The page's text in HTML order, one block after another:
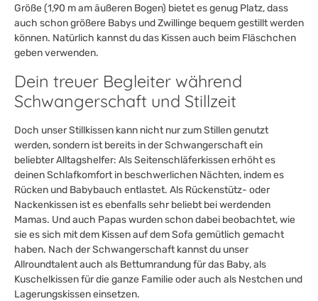
Größe (1,90 m am äußeren Bogen) bietet es genug Platz, dass
auch schon größere Babys und Zwillinge bequem gestillt werden
können. Natürlich kannst du das Kissen auch beim Fläschchen
geben verwenden.
Dein treuer Begleiter während
Schwangerschaft und Stillzeit
Doch unser Stillkissen kann nicht nur zum Stillen genutzt
werden, sondern ist bereits in der Schwangerschaft ein
beliebter Alltagshelfer: Als Seitenschläferkissen erhöht es
deinen Schlafkomfort in beschwerlichen Nächten, indem es
Rücken und Babybauch entlastet. Als Rückenstütz- oder
Nackenkissen ist es ebenfalls sehr beliebt bei werdenden
Mamas. Und auch Papas wurden schon dabei beobachtet, wie
sie es sich mit dem Kissen auf dem Sofa gemütlich gemacht
haben. Nach der Schwangerschaft kannst du unser
Allroundtalent auch als Bettumrandung für das Baby, als
Kuschelkissen für die ganze Familie oder auch als Nestchen und
Lagerungskissen einsetzen.